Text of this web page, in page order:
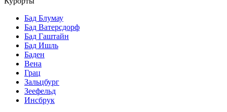
Бад Блумау
Бад Ватерсдорф
Бад Гаштайн
Бад Ишль
Баден
Вена
Грац
Зальцбург
Зеефельд
Инсбрук